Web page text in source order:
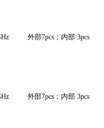
外部7pcs；内部 3pcs
外部7pcs；内部 3pcs